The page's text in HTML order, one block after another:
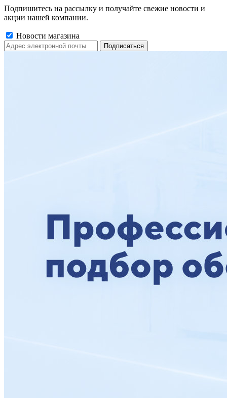
Подпишитесь на рассылку и получайте свежие новости и
акции нашей компании.
Новости магазина